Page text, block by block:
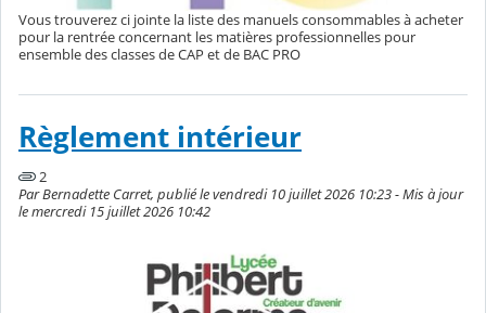
Vous trouverez ci jointe la liste des manuels consommables à acheter
pour la rentrée concernant les matières professionnelles pour
ensemble des classes de CAP et de BAC PRO
Règlement intérieur
2
Par Bernadette Carret, publié le vendredi 10 juillet 2026 10:23 - Mis à jour
le mercredi 15 juillet 2026 10:42